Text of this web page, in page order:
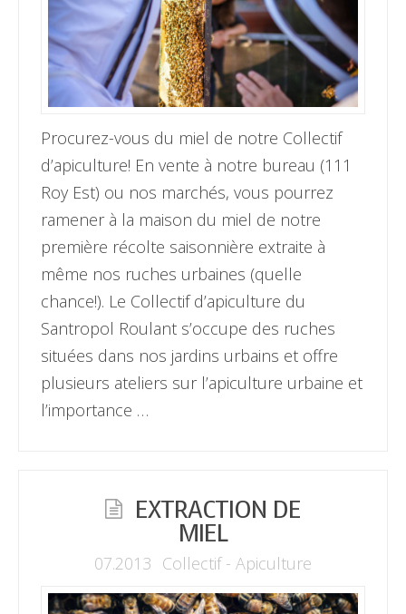
Procurez-vous du miel de notre Collectif
d’apiculture! En vente à notre bureau (111
Roy Est) ou nos marchés, vous pourrez
ramener à la maison du miel de notre
première récolte saisonnière extraite à
même nos ruches urbaines (quelle
chance!). Le Collectif d’apiculture du
Santropol Roulant s’occupe des ruches
situées dans nos jardins urbains et offre
plusieurs ateliers sur l’apiculture urbaine et
l’importance …
EXTRACTION DE
MIEL
07.2013 Collectif - Apiculture